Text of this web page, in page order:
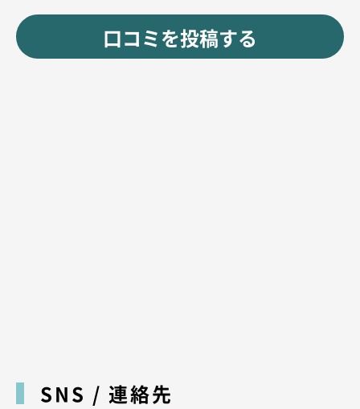
ご利用の際に「ナイツ見た」とお伝えいただくと、1セット【60分 5,000円
飲み放題(税・サ込)】の明朗会計にてご案内させていただきます。
この機会にぜひご利用ください。口コミを投稿する
SNS / 連絡先